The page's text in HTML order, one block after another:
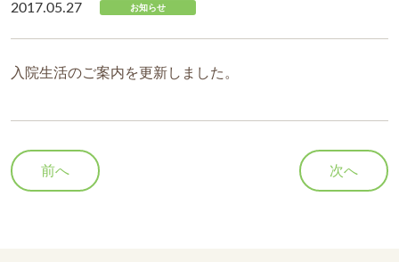
2017.05.27 お知らせ
入院生活のご案内を更新しました。
前へ 次へ